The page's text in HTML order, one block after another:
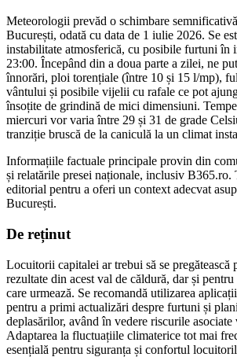
Meteorologii prevăd o schimbare
București, odată cu data de 1 iulie 2026. Se
instabilitate atmosferică, cu posibile furtuni în
23:00. Începând din a doua parte a zilei, ne
înnorări, ploi torențiale (între 10 și 15 l/mp),
vântului și posibile vijelii cu rafale ce pot
însoțite de grindină de mici dimensiuni.
miercuri vor varia între 29 și 31 de grade
tranziție bruscă de la caniculă la un climat
Informațiile factuale principale provin din
și relatările presei naționale, inclusiv B365.ro.
editorial pentru a oferi un context adecvat
București.
De reținut
Locuitorii capitalei ar trebui să se pregătească
rezultate din acest val de căldură, dar și
care urmează. Se recomandă utilizarea
pentru a primi actualizări despre furtuni și
deplasărilor, având în vedere riscurile asociate
Adaptarea la fluctuațiile climaterice tot mai
esențială pentru siguranța și confortul